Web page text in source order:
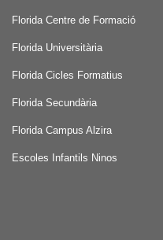
Florida Centre de Formació
Florida Universitària
Florida Cicles Formatius
Florida Secundària
Florida Campus Alzira
Escoles Infantils Ninos